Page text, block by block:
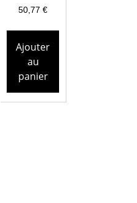
50,77€
Ajouter
au
panier